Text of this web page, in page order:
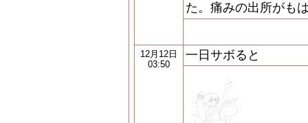
た。痛みの出所がも
12月12日
03:50
一日サボると